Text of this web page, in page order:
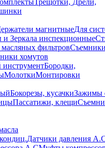
магнитныеДля
и Зеркала инспекционные
фильтровСъемники
хомутов
Бородки,
МолоткиМонтировки
Бокорезы, кусачкиЗажимы
Пассатижи, клещи
Датчики давления